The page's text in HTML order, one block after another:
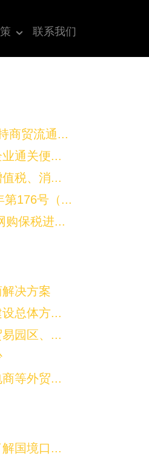
联系我们
商贸流通...
通关便...
值税、消...
第176号（...
购保税进...
决方案
设总体方...
园区、...
等外贸...
解国境口...